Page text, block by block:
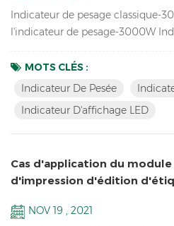
Indicateur de pesage classique-
l'indicateur de pesage-3000W
3100 Caractéristiques Résolution
de pesage de pièces d'inventaire
Écran LCD lumineux avec
rouge...
MOTS CLÉS :
Indicateur De Pesée
Indicateur D'affichage LED
Cas d'application du
d'impression d'édition
NOV 19 , 2021